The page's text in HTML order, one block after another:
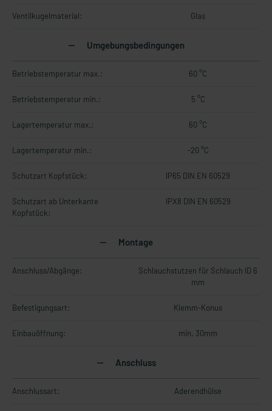
Ventilkugelmaterial: Glas
Umgebungsbedingungen
Betriebstemperatur max.: 60 °C
Betriebstemperatur min.: 5 °C
Lagertemperatur max.: 60 °C
Lagertemperatur min.: -20 °C
Schutzart Kopfstück: IP65 DIN EN 60529
Schutzart ab Unterkante
Kopfstück:
IPX8 DIN EN 60529
Montage
Anschluss/Abgänge:
Schlauchstutzen für Schlauch ID 6
mm
Befestigungsart: Klemm-Konus
Einbauöffnung: min. 30mm
Anschluss
Anschlussart: Aderendhülse